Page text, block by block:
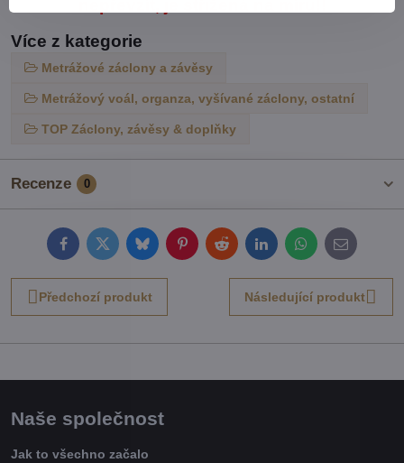
Více z kategorie
Metrážové záclony a závěsy
Metrážový voál, organza, vyšívané záclony, ostatní
TOP Záclony, závěsy & doplňky
Recenze 0
FacebookTwitterBlueskyPinterestRedditLinkedInWhatsApp
E-
mail
Předchozí produkt Následující produkt
Naše společnost
Jak to všechno začalo